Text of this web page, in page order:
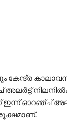
ഇന്ന് ഓറഞ്ച്